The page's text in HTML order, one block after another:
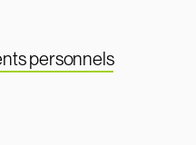
personnels